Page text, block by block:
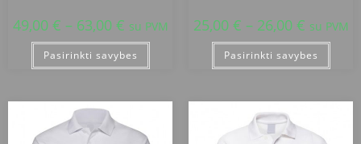
49,00 € – 63,00 € su PVM
Pasirinkti savybes
25,00 € – 26,00 € su PVM
Pasirinkti savybes